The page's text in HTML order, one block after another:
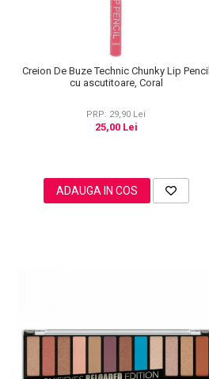
Creion De Buze Technic Chunky Lip Pencil
cu ascutitoare, Coral
PRP: 29,90 Lei
25,00 Lei
ADAUGA IN COS